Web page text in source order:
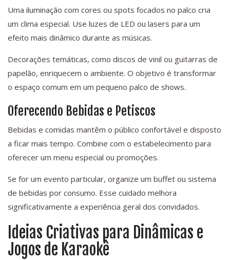
Uma iluminação com cores ou spots focados no palco cria
um clima especial. Use luzes de LED ou lasers para um
efeito mais dinâmico durante as músicas.
Decorações temáticas, como discos de vinil ou guitarras de
papelão, enriquecem o ambiente. O objetivo é transformar
o espaço comum em um pequeno palco de shows.
Oferecendo Bebidas e Petiscos
Bebidas e comidas mantêm o público confortável e disposto
a ficar mais tempo. Combine com o estabelecimento para
oferecer um menu especial ou promoções.
Se for um evento particular, organize um buffet ou sistema
de bebidas por consumo. Esse cuidado melhora
significativamente a experiência geral dos convidados.
Ideias Criativas para Dinâmicas e
Jogos de Karaokê